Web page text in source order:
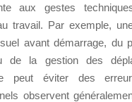
aux gestes
travail. Par exemple,
avant démarrage, du
de la gestion des
peut éviter des
observent